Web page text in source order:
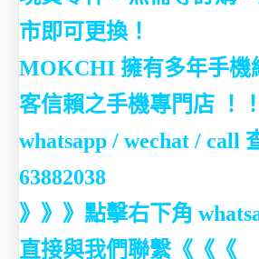
市即可更換！
MOKCHI 擁有多年手機
客信賴之手機專門店 ！
whatsapp / wechat / call
63882038
》》》點擊右下角
直接與我們聯繫《《《